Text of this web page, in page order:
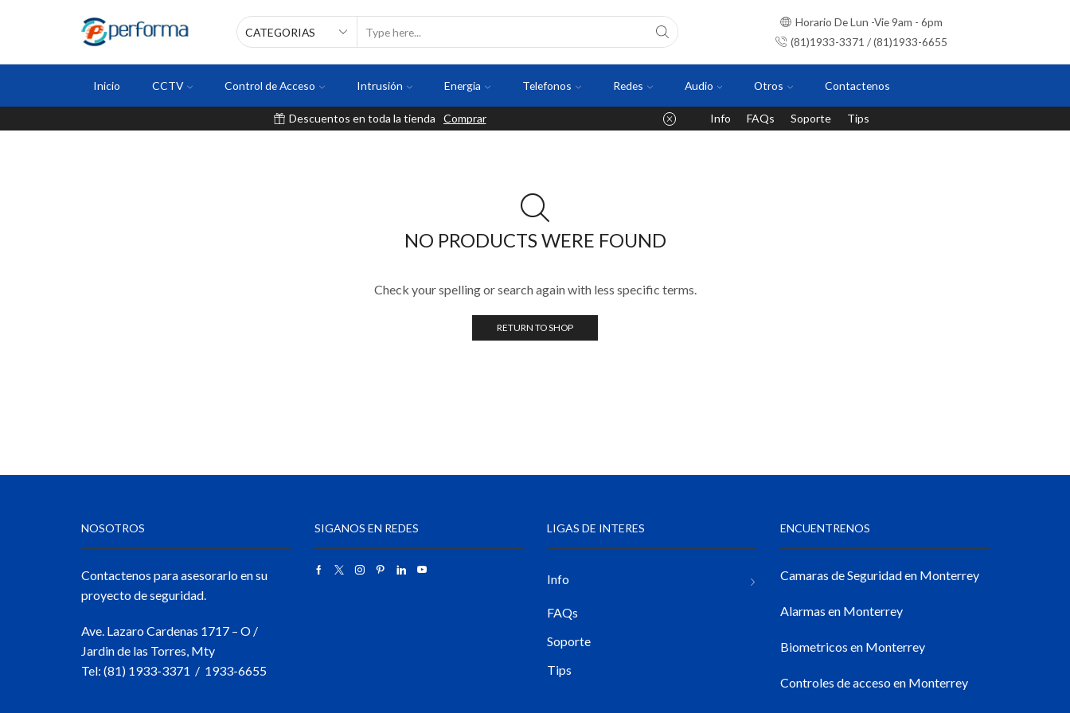
Horario De Lun -Vie 9am - 6pm
(81)1933-3371 / (81)1933-6655
Inicio CCTV Control de Acceso Intrusión Energia Telefonos Redes Audio Otros Contactenos
Descuentos en toda la tienda Comprar Info FAQs Soporte Tips
NO PRODUCTS WERE FOUND
Check your spelling or search again with less specific terms.
RETURN TO SHOP
NOSOTROS
Contactenos para asesorarlo en su
proyecto de seguridad.
Ave. Lazaro Cardenas 1717 – O /
Jardin de las Torres, Mty
Tel: (81) 1933-3371 / 1933-6655
SIGANOS EN REDES LIGAS DE INTERES
Info
FAQs
Soporte
Tips
ENCUENTRENOS
Camaras de Seguridad en Monterrey
Alarmas en Monterrey
Biometricos en Monterrey
Controles de acceso en Monterrey